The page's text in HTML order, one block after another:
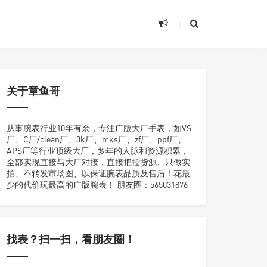
关于章鱼哥
从事腕表行业10年有余，专注广版大厂手表，如VS
厂、C厂/clean厂、3k厂、mks厂、zf厂、ppf厂、
APS厂等行业顶级大厂，多年的人脉和资源积累，
全部实现直接与大厂对接，直接把控货源、只做实
拍、不转发市场图、以保证腕表品质及售后！花最
少的代价玩最高的广版腕表！ 朋友圈：565031876
找表？扫一扫，看朋友圈！